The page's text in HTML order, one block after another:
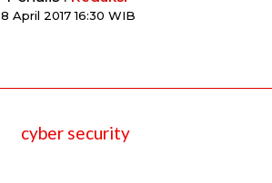
8 April 2017 16:30 WIB